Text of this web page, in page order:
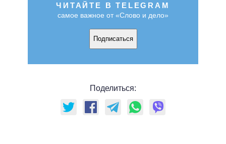
ЧИТАЙТЕ В TELEGRAM
самое важное от «Слово и дело»
Подписаться
Поделиться: